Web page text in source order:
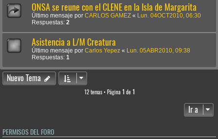
ONSA se reune con el CLENE en la Isla de Margarita
Último mensaje por CARLOS GAMEZ «
Lun. 04OCT2010, 06:30
Respuestas: 2
Asistencia a L/M Creatura
Último mensaje por Carlos Yepez «
Lun. 05ABR2010, 09:38
Respuestas: 1
Nuevo Tema
12 temas • Página 1 de 1
Ir a
PERMISOS DEL FORO